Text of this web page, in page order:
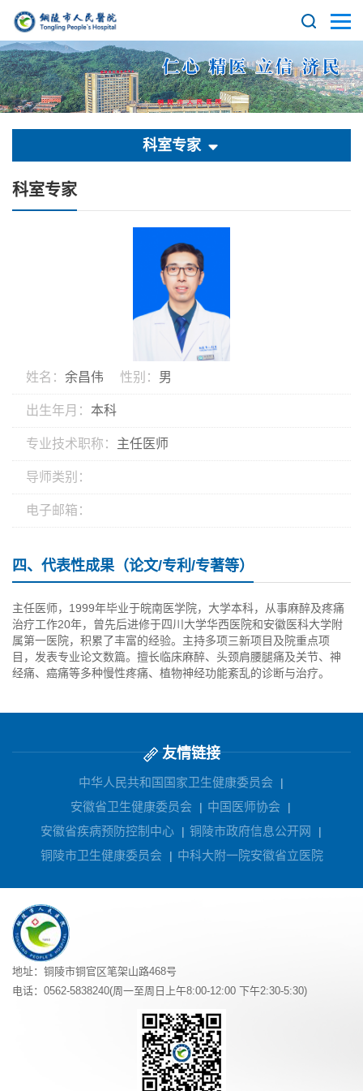
科室专家
科室专家
姓名： 余昌伟 性别： 男
出生年月： 本科
专业技术职称： 主任医师
导师类别：
电子邮箱：
四、代表性成果（论文/专利/专著等）
主任医师，1999年毕业于皖南医学院，大学本科，从事麻醉及疼痛
治疗工作20年，曾先后进修于四川大学华西医院和安徽医科大学附
属第一医院，积累了丰富的经验。主持多项三新项目及院重点项
目，发表专业论文数篇。擅长临床麻醉、头颈肩腰腿痛及关节、神
经痛、癌痛等多种慢性疼痛、植物神经功能紊乱的诊断与治疗。
友情链接
中华人民共和国国家卫生健康委员会 |
安徽省卫生健康委员会 | 中国医师协会 |
安徽省疾病预防控制中心 | 铜陵市政府信息公开网 |
铜陵市卫生健康委员会 | 中科大附一院安徽省立医院
地址：铜陵市铜官区笔架山路468号
电话：0562-5838240(周一至周日上午8:00-12:00 下午2:30-5:30)